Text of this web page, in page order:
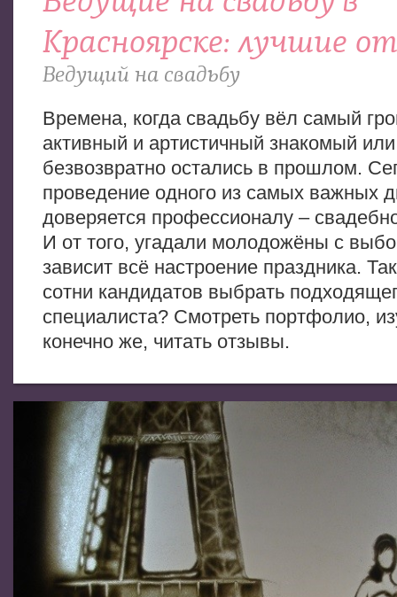
Красноярске: лучшие
Ведущий на свадьбу
Времена, когда свадьбу вёл самый
активный и артистичный знакомый
безвозвратно остались в прошлом.
проведение одного из самых важных
доверяется профессионалу –
И от того, угадали молодожёны с
зависит всё настроение праздника.
сотни кандидатов выбрать
специалиста? Смотреть портфолио,
конечно же, читать отзывы.